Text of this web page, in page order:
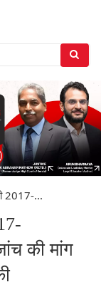
2017-...
की मांग